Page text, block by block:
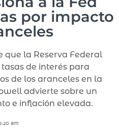
por impacto
que la Reserva Federal
de interés para
de los aranceles en la
advierte sobre un
e inflación elevada.
am